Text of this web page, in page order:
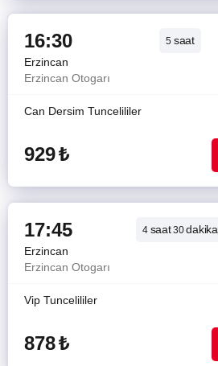
16:30 5 saat
Erzincan
Erzincan Otogarı
Can Dersim Tuncelililer
929₺
17:45 4 saat30dakika
Erzincan
Erzincan Otogarı
Vip Tuncelililer
878₺